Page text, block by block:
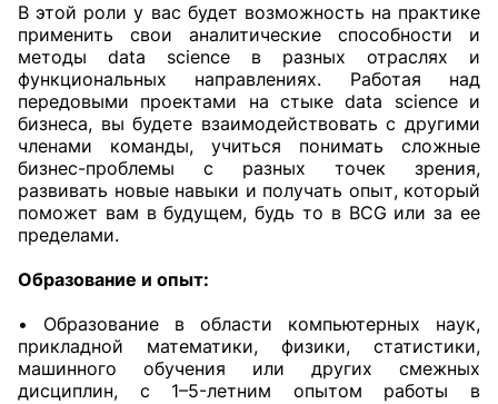
В этой роли у вас будет возможность на практике
применить свои аналитические способности и
методы data science в разных отраслях и
функциональных направлениях. Работая над
передовыми проектами на стыке data science и
бизнеса, вы будете взаимодействовать с другими
членами команды, учиться понимать сложные
бизнес-проблемы с разных точек зрения,
развивать новые навыки и получать опыт, который
поможет вам в будущем, будь то в BCG или за ее
пределами.
Образование и опыт:
• Образование в области компьютерных наук,
прикладной математики, физики, статистики,
машинного обучения или других смежных
дисциплин, с 1–5-летним опытом работы в